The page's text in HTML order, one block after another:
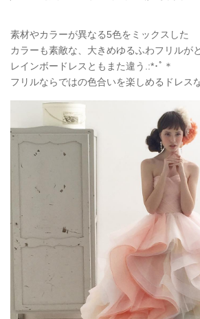
素材やカラーが異なる5色をミックスした
カラーも素敵な、大きめゆるふわフリルが
レインボードレスともまた違う.:*･ﾟ＊
フリルならではの色合いを楽しめるドレス